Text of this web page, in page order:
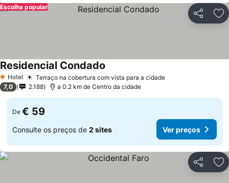
Partilhar
Escolha popular
1 Estrelas
Hotel Terraço na cobertura com vista para a cidade
Residencial Condado
7,0 2.188 a 0.2 km de Centro da cidade
De € 59
Consulte os preços de 2 sites Ver preços
Partilhar